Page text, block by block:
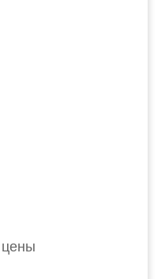
Музеи — расписание и цены